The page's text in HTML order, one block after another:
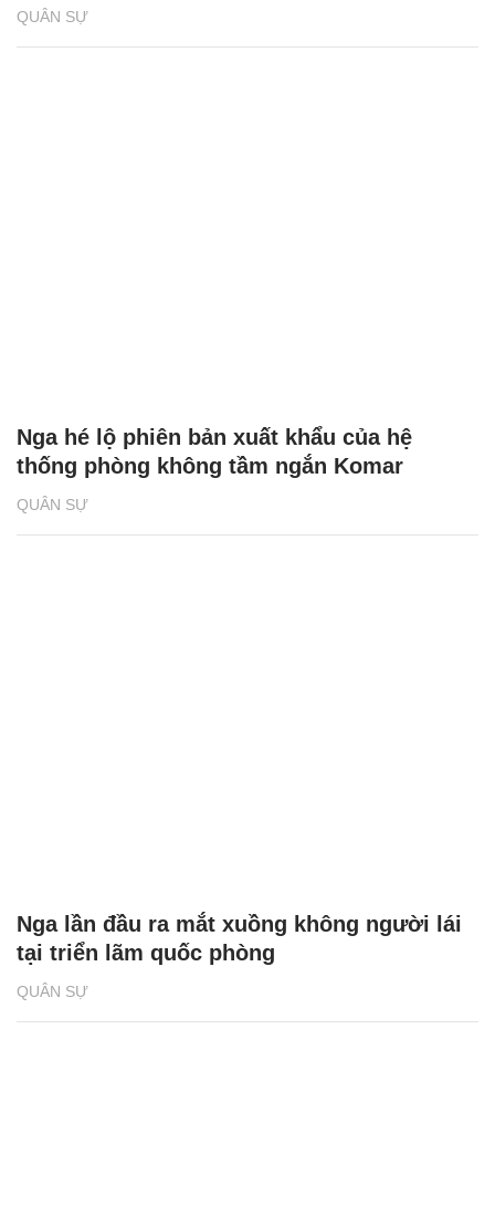
QUÂN SỰ
QUÂN SỰ
Nga hé lộ phiên bản xuất khẩu của hệ
thống phòng không tầm ngắn Komar
QUÂN SỰ
Nga lần đầu ra mắt xuồng không người lái
tại triển lãm quốc phòng